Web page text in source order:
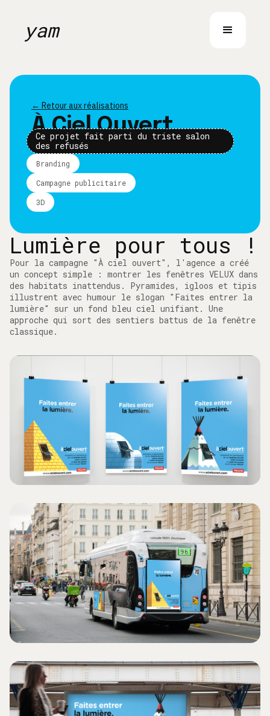
yam
← Retour aux réalisations
À Ciel Ouvert
Ce projet fait parti du triste salon
des refusés
Branding
Campagne publicitaire
3D
Lumière pour tous !
Pour la campagne "À ciel ouvert", l'agence a créé
un concept simple : montrer les fenêtres VELUX dans
des habitats inattendus. Pyramides, igloos et tipis
illustrent avec humour le slogan "Faites entrer la
lumière" sur un fond bleu ciel unifiant. Une
approche qui sort des sentiers battus de la fenêtre
classique.